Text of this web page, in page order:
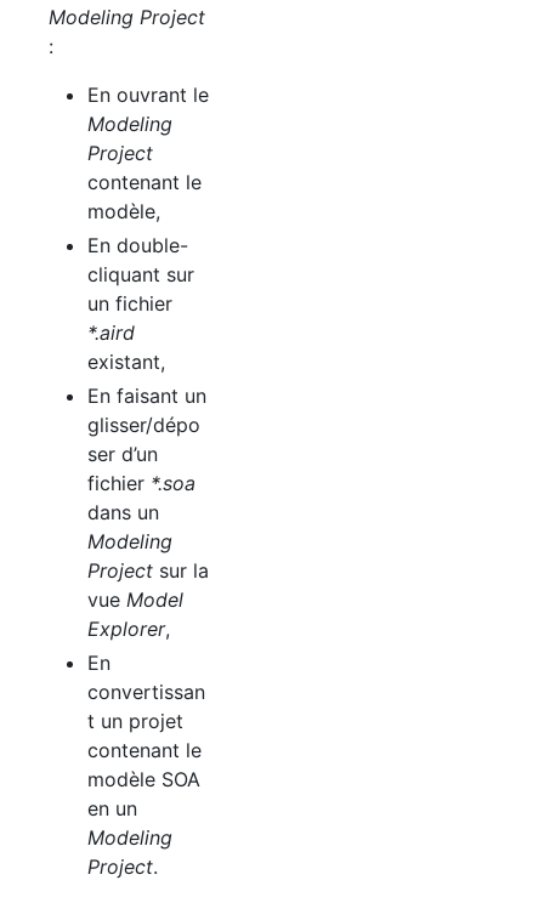
Modeling Project
:
En ouvrant le
Modeling
Project
contenant le
modèle,
En double-
cliquant sur
un fichier
*.aird
existant,
En faisant un
glisser/dépo
ser d’un
fichier *.soa
dans un
Modeling
Project sur la
vue Model
Explorer,
En
convertissan
t un projet
contenant le
modèle SOA
en un
Modeling
Project.